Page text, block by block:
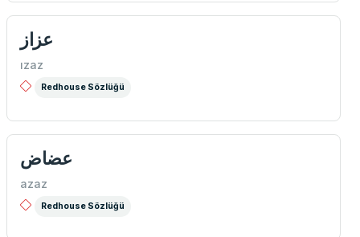
عزاز
ızaz
Redhouse Sözlüğü
عضاض
azaz
Redhouse Sözlüğü